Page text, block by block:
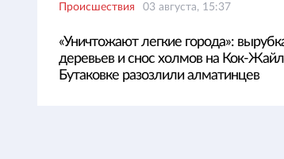
Происшествия 03 августа, 15:37
«Уничтожают легкие города»:
деревьев и снос холмов на Кок-
Бутаковке разозлили алматинцев